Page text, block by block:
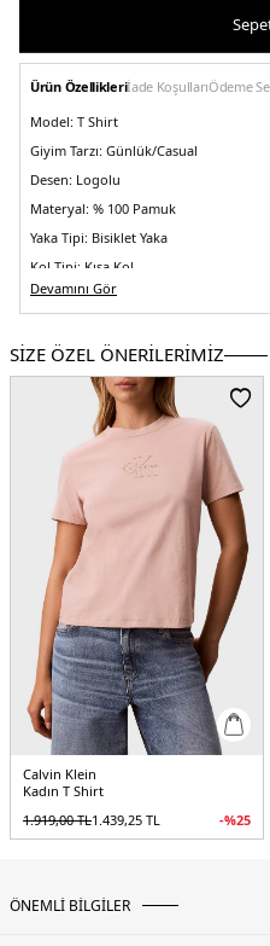
Ürün Özellikleriİade KoşullarıÖdeme
Model: T Shirt
Giyim Tarzı: Günlük/Casual
Desen: Logolu
Materyal: % 100 Pamuk
Yaka Tipi: Bisiklet Yaka
Kol Tipi: Kısa Kol
Kalıp Bilgisi:Regular Fit
Detaylar: Büyük kalıptır, bir beden
5DE2LV147C857GUB1.07
Devamını Gör
SİZE ÖZEL ÖNERİLERİMİZ
Calvin Klein
Kadın T Shirt
1.919,00TL1.439,25 TL -%25
ÖNEMLİ BİLGİLER